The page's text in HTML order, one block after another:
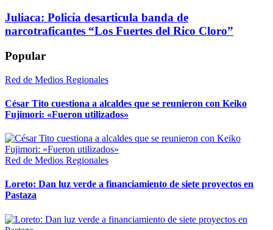
Juliaca: Policía desarticula banda de
narcotraficantes “Los Fuertes del Rico Cloro”
Popular
Red de Medios Regionales
César Tito cuestiona a alcaldes que se reunieron con Keiko
Fujimori: «Fueron utilizados»
Red de Medios Regionales
Loreto: Dan luz verde a financiamiento de siete proyectos en
Pastaza